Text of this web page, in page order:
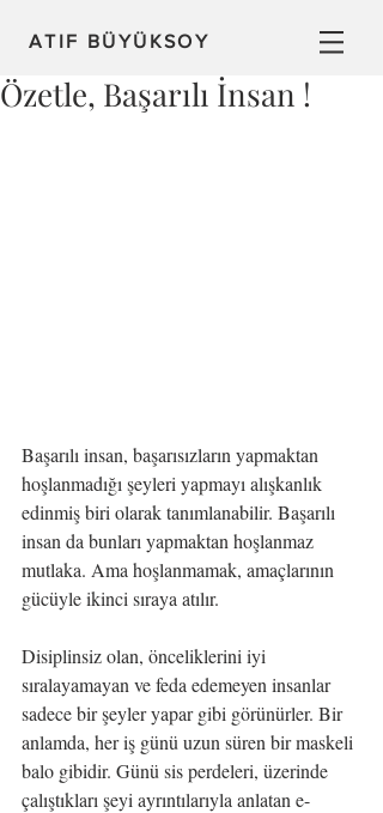
ATIF BÜYÜKSOY
Özetle, Başarılı İnsan !
Başarılı insan, başarısızların yapmaktan
hoşlanmadığı şeyleri yapmayı alışkanlık
edinmiş biri olarak tanımlanabilir. Başarılı
insan da bunları yapmaktan hoşlanmaz
mutlaka. Ama hoşlanmamak, amaçlarının
gücüyle ikinci sıraya atılır.
Disiplinsiz olan, önceliklerini iyi
sıralayamayan ve feda edemeyen insanlar
sadece bir şeyler yapar gibi görünürler. Bir
anlamda, her iş günü uzun süren bir maskeli
balo gibidir. Günü sis perdeleri, üzerinde
çalıştıkları şeyi ayrıntılarıyla anlatan e-